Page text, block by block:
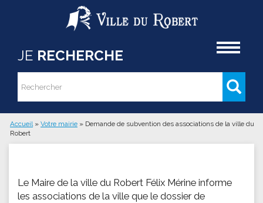
Aller au contenu principal
JE RECHERCHE
Formulaire de recherche
Rechercher
Vous êtes ici
Accueil » Votre mairie » Demande de subvention des associations de la ville du
Robert
Le Maire de la ville du Robert Félix Mérine informe
les associations de la ville que le dossier de